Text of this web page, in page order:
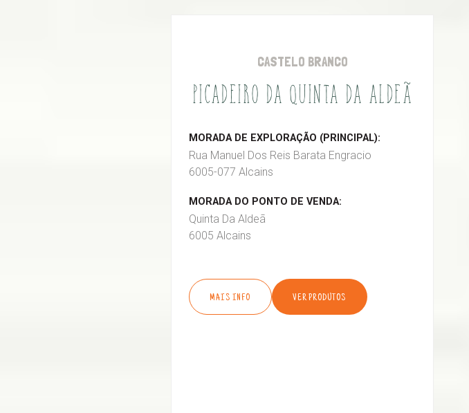
CASTELO BRANCO
PICADEIRO DA QUINTA DA ALDEÃ
MORADA DE EXPLORAÇÃO (PRINCIPAL):
Rua Manuel Dos Reis Barata Engracio
6005-077 Alcains
MORADA DO PONTO DE VENDA:
Quinta Da Aldeã
6005 Alcains
MAIS INFO VER PRODUTOS